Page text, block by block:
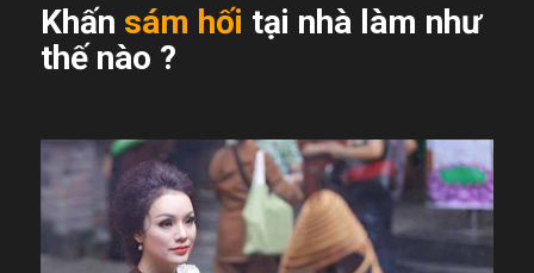
Khấn sám hối tại nhà làm như
thế nào ?